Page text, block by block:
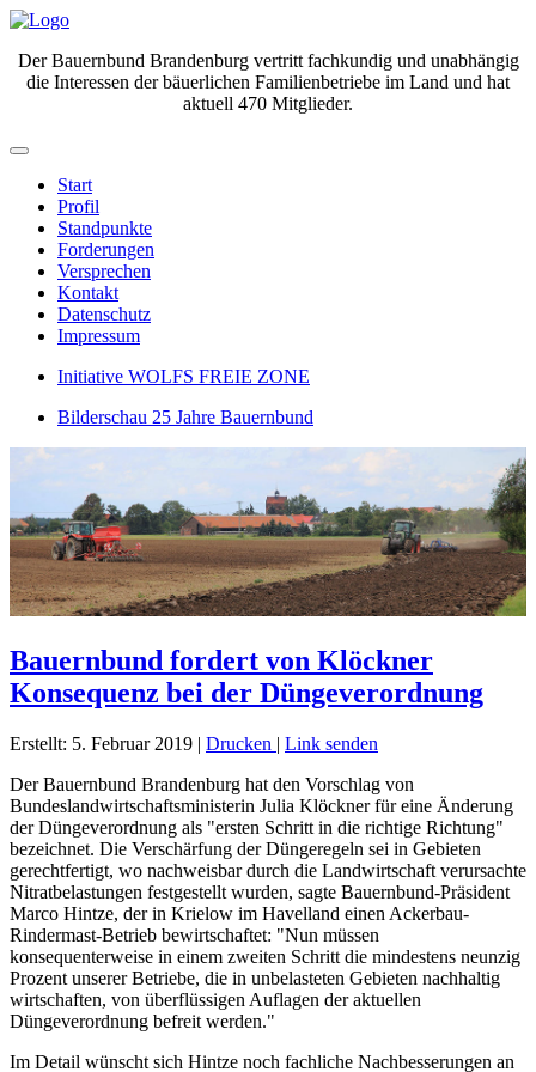
Der Bauernbund Brandenburg vertritt fachkundig und unabhängig
die Interessen der bäuerlichen Familienbetriebe im Land und hat
aktuell 470 Mitglieder.
Start
Profil
Standpunkte
Forderungen
Versprechen
Kontakt
Datenschutz
Impressum
Initiative WOLFS FREIE ZONE
Bilderschau 25 Jahre Bauernbund
Bauernbund fordert von Klöckner
Konsequenz bei der Düngeverordnung
Erstellt: 5. Februar 2019 | Drucken | Link senden
Der Bauernbund Brandenburg hat den Vorschlag von
Bundeslandwirtschaftsministerin Julia Klöckner für eine Änderung
der Düngeverordnung als "ersten Schritt in die richtige Richtung"
bezeichnet. Die Verschärfung der Düngeregeln sei in Gebieten
gerechtfertigt, wo nachweisbar durch die Landwirtschaft verursachte
Nitratbelastungen festgestellt wurden, sagte Bauernbund-Präsident
Marco Hintze, der in Krielow im Havelland einen Ackerbau-
Rindermast-Betrieb bewirtschaftet: "Nun müssen
konsequenterweise in einem zweiten Schritt die mindestens neunzig
Prozent unserer Betriebe, die in unbelasteten Gebieten nachhaltig
wirtschaften, von überflüssigen Auflagen der aktuellen
Düngeverordnung befreit werden."
Im Detail wünscht sich Hintze noch fachliche Nachbesserungen an